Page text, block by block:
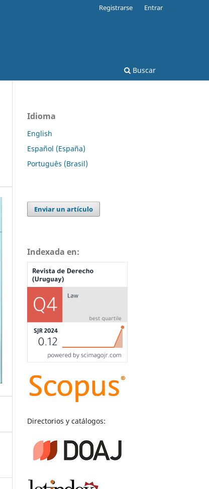
Buscar
Registrarse Entrar
Idioma
English
Español (España)
Português (Brasil)
Enviar un artículo
Indexada en:
Directorios y catálogos: